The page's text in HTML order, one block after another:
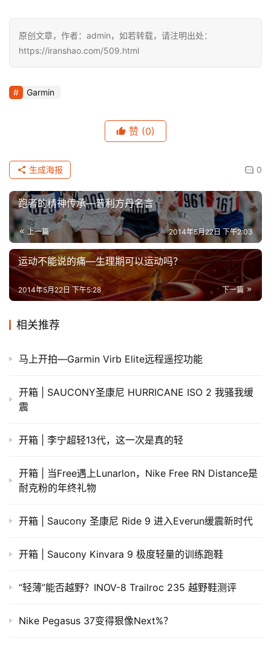
原创文章，作者：admin，如若转载，请注明出处：
https://iranshao.com/509.html
Garmin
赞 (0)
0
生成海报
跑者的精神传承—普利方丹名言
上一篇 2014年5月22日 下午2:03
运动不能说的痛—生理期可以运动吗？
下一篇
2014年5月22日 下午5:28
相关推荐
马上开拍—Garmin Virb Elite远程遥控功能
开箱 | SAUCONY圣康尼 HURRICANE ISO 2 我骚我缓
震
开箱 | 李宁超轻13代，这一次是真的轻
开箱 | 当Free遇上Lunarlon，Nike Free RN Distance是
耐克粉的年终礼物
开箱 | Saucony 圣康尼 Ride 9 进入Everun缓震新时代
开箱 | Saucony Kinvara 9 极度轻量的训练跑鞋
“轻薄”能否越野？INOV-8 Trailroc 235 越野鞋测评
Nike Pegasus 37变得狠像Next%？